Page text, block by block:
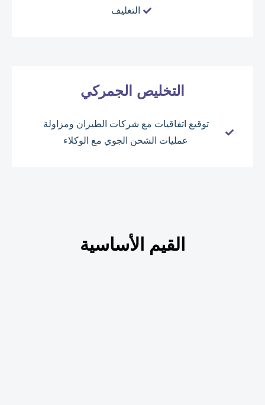
التغليف
التخليص الجمركي
توقيع اتفاقيات مع شركات الطيران ومزاولة
عمليات الشحن الجوي مع الوكلاء
القيم الأساسية